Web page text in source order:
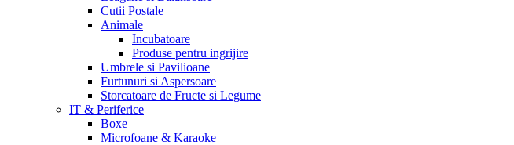
Cutii Postale
Animale
Incubatoare
Produse pentru ingrijire
Umbrele si Pavilioane
Furtunuri si Aspersoare
Storcatoare de Fructe si Legume
IT & Periferice
Boxe
Microfoane & Karaoke